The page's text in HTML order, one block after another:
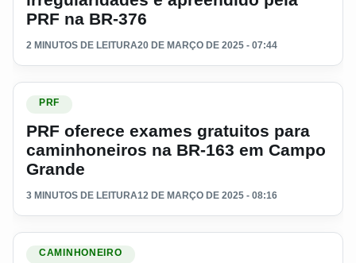
PRF na BR-376
2 MINUTOS DE LEITURA20 DE MARÇO DE 2025 - 07:44
Ler materia: PRF oferece exames gratuitos para
PRF
PRF oferece exames gratuitos para
caminhoneiros na BR-163 em Campo
Grande
3 MINUTOS DE LEITURA12 DE MARÇO DE 2025 - 08:16
Ler materia: Caminhoneiro é amarrado e roubado durante
CAMINHONEIRO